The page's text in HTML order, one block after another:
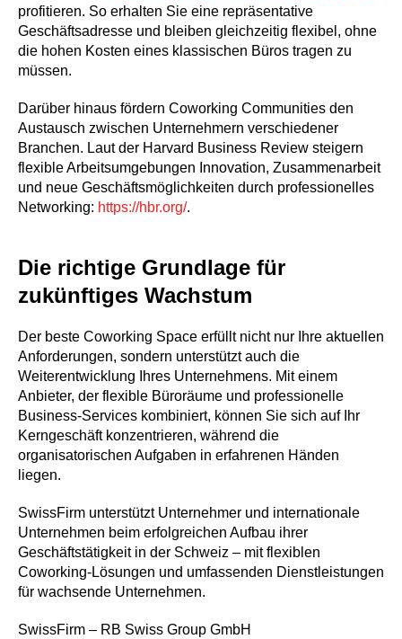
profitieren. So erhalten Sie eine repräsentative
Geschäftsadresse und bleiben gleichzeitig flexibel, ohne
die hohen Kosten eines klassischen Büros tragen zu
müssen.
Darüber hinaus fördern Coworking Communities den
Austausch zwischen Unternehmern verschiedener
Branchen. Laut der Harvard Business Review steigern
flexible Arbeitsumgebungen Innovation, Zusammenarbeit
und neue Geschäftsmöglichkeiten durch professionelles
Networking: https://hbr.org/.
Die richtige Grundlage für
zukünftiges Wachstum
Der beste Coworking Space erfüllt nicht nur Ihre aktuellen
Anforderungen, sondern unterstützt auch die
Weiterentwicklung Ihres Unternehmens. Mit einem
Anbieter, der flexible Büroräume und professionelle
Business-Services kombiniert, können Sie sich auf Ihr
Kerngeschäft konzentrieren, während die
organisatorischen Aufgaben in erfahrenen Händen
liegen.
SwissFirm unterstützt Unternehmer und internationale
Unternehmen beim erfolgreichen Aufbau ihrer
Geschäftstätigkeit in der Schweiz – mit flexiblen
Coworking-Lösungen und umfassenden Dienstleistungen
für wachsende Unternehmen.
SwissFirm – RB Swiss Group GmbH